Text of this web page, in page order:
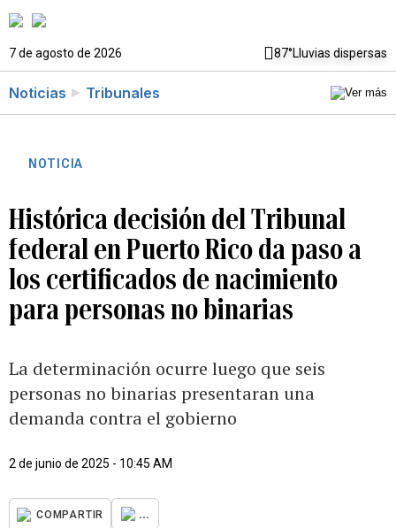
7 de agosto de 2026 87°Lluvias dispersas
Noticias Tribunales
NOTICIA
Histórica decisión del Tribunal
federal en Puerto Rico da paso a
los certificados de nacimiento
para personas no binarias
La determinación ocurre luego que seis
personas no binarias presentaran una
demanda contra el gobierno
2 de junio de 2025 - 10:45 AM
COMPARTIR ...